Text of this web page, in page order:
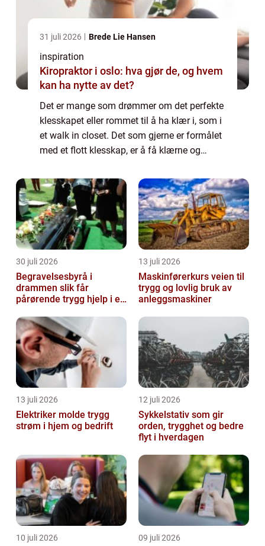
31 juli 2026 Brede Lie Hansen
inspiration
Kiropraktor i oslo: hva gjør de, og hvem
kan ha nytte av det?
Det er mange som drømmer om det perfekte
klesskapet eller rommet til å ha klær i, som i
et walk in closet. Det som gjerne er formålet
med et flott klesskap, er å få klærne og
30 juli 2026
Begravelsesbyrå i
drammen slik får
pårørende trygg hjelp i en
13 juli 2026
Maskinførerkurs veien til
trygg og lovlig bruk av
anleggsmaskiner
13 juli 2026
Elektriker molde trygg
strøm i hjem og bedrift
12 juli 2026
Sykkelstativ som gir
orden, trygghet og bedre
flyt i hverdagen
10 juli 2026 09 juli 2026